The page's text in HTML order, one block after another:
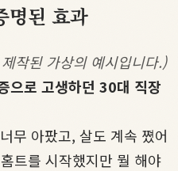
명된 효과
작된 가상의 예시입니다.)
으로 고생하던 30대 직장
무 아팠고, 살도 계속 쪘어
트를 시작했지만 뭘 해야